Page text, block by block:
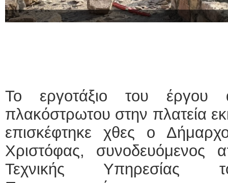
Το εργοτάξιο του έργου
πλακόστρωτου στην πλατεία
επισκέφτηκε χθες ο
Χριστόφας, συνοδευόμενος
Τεχνικής